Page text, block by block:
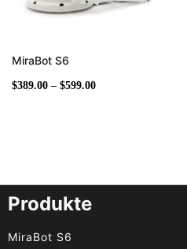
MiraBot S6
$389.00 – $599.00
Produkte
MiraBot S6